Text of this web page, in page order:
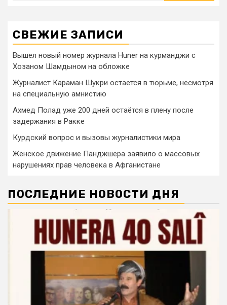
СВЕЖИЕ ЗАПИСИ
Вышел новый номер журнала Huner на курманджи с
Хозаном Шамдыном на обложке
Журналист Караман Шукри остается в тюрьме, несмотря
на специальную амнистию
Ахмед Полад уже 200 дней остаётся в плену после
задержания в Ракке
Курдский вопрос и вызовы журналистики мира
Женское движение Панджшера заявило о массовых
нарушениях прав человека в Афганистане
ПОСЛЕДНИЕ НОВОСТИ ДНЯ